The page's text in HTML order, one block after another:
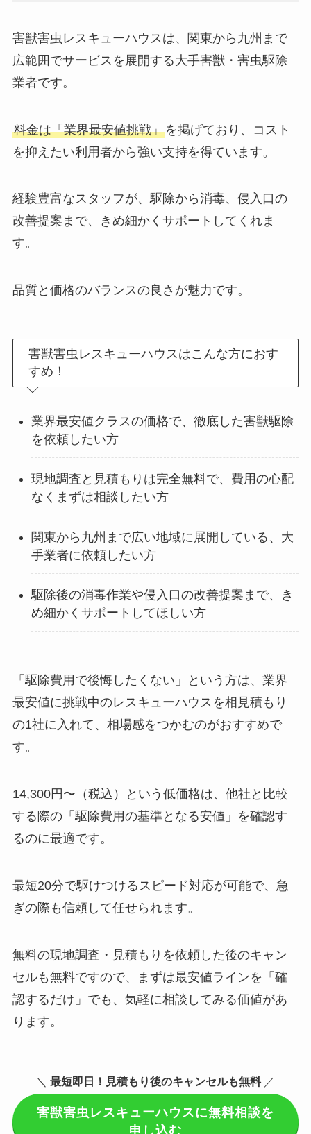
害獣害虫レスキューハウスは、関東から九州まで
広範囲でサービスを展開する大手害獣・害虫駆除
業者です。
料金は「業界最安値挑戦」を掲げており、コスト
を抑えたい利用者から強い支持を得ています。
経験豊富なスタッフが、駆除から消毒、侵入口の
改善提案まで、きめ細かくサポートしてくれま
す。
品質と価格のバランスの良さが魅力です。
害獣害虫レスキューハウスはこんな方におす
すめ！
業界最安値クラスの価格で、徹底した害獣駆除
を依頼したい方
現地調査と見積もりは完全無料で、費用の心配
なくまずは相談したい方
関東から九州まで広い地域に展開している、大
手業者に依頼したい方
駆除後の消毒作業や侵入口の改善提案まで、き
め細かくサポートしてほしい方
「駆除費用で後悔したくない」という方は、業界
最安値に挑戦中のレスキューハウスを相見積もり
の1社に入れて、相場感をつかむのがおすすめで
す。
14,300円〜（税込）という低価格は、他社と比較
する際の「駆除費用の基準となる安値」を確認す
るのに最適です。
最短20分で駆けつけるスピード対応が可能で、急
ぎの際も信頼して任せられます。
無料の現地調査・見積もりを依頼した後のキャン
セルも無料ですので、まずは最安値ラインを「確
認するだけ」でも、気軽に相談してみる価値があ
ります。
＼ 最短即日！見積もり後のキャンセルも無料／
害獣害虫レスキューハウスに無料相談を
申し込む